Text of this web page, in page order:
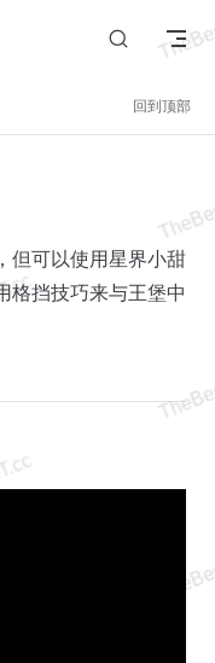
回到顶部
但可以使用星界小甜
格挡技巧来与王堡中